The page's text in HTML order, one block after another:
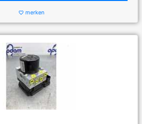
favorite_border merken